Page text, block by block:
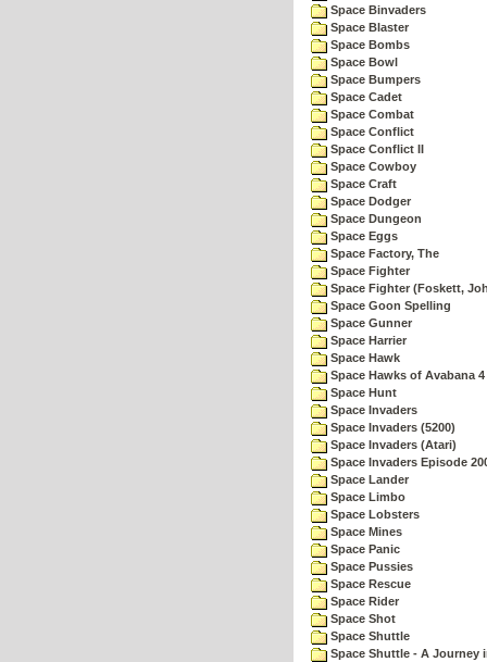
Space Binvaders
Space Blaster
Space Bombs
Space Bowl
Space Bumpers
Space Cadet
Space Combat
Space Conflict
Space Conflict II
Space Cowboy
Space Craft
Space Dodger
Space Dungeon
Space Eggs
Space Factory, The
Space Fighter
Space Fighter (Foskett,
Space Goon Spelling
Space Gunner
Space Harrier
Space Hawk
Space Hawks of Avabana 4
Space Hunt
Space Invaders
Space Invaders (5200)
Space Invaders (Atari)
Space Invaders Episode
Space Lander
Space Limbo
Space Lobsters
Space Mines
Space Panic
Space Pussies
Space Rescue
Space Rider
Space Shot
Space Shuttle
Space Shuttle - A Journey